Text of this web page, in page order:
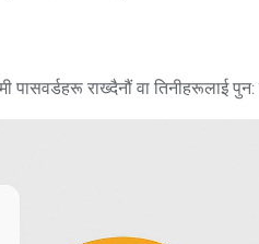
राख्दैनौं वा तिनीहरूलाई पुन: